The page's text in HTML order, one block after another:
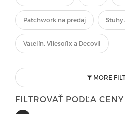
Patchwork na predaj Stuhy
Vatelín, Vliesofix a Decovil
MORE
FILTROVAŤ PODĽA CENY